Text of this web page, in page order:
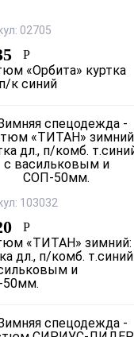
02705
Р
«Орбита» куртка
к синий
103032
Р
«ТИТАН» зимний:
дл., п/комб. т.синий
и